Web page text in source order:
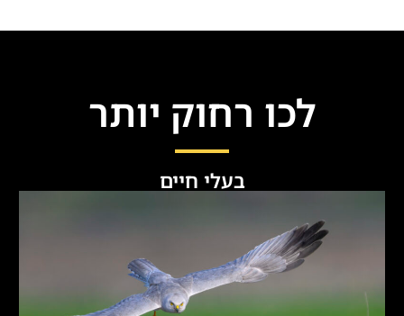
לכו רחוק יותר
בעלי חיים